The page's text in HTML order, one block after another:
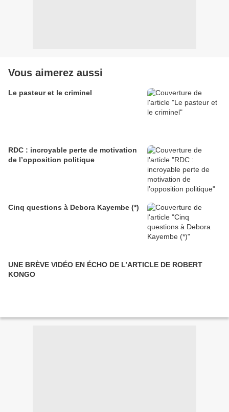
Vous aimerez aussi
Le pasteur et le criminel
RDC : incroyable perte de motivation
de l’opposition politique
Cinq questions à Debora Kayembe (*)
UNE BRÈVE VIDÉO EN ÉCHO DE L’ARTICLE DE ROBERT
KONGO